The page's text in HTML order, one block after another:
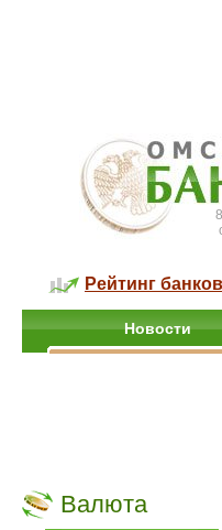
Рейтинг
Новости
Валюта